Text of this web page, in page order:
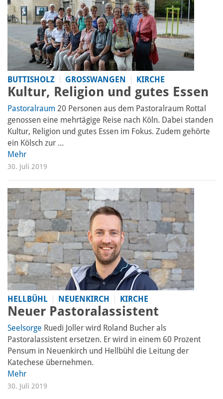
BUTTISHOLZ GROSSWANGEN KIRCHE
Kultur, Religion und gutes Essen
Pastoralraum 20 Personen aus dem Pastoral­raum Rottal
genossen eine mehrtägige Reise nach Köln. Dabei standen
Kultur, Religion und gutes Essen im Fokus. Zudem gehörte
ein Kölsch zur ...
Mehr
30. Juli 2019
HELLBÜHL NEUENKIRCH KIRCHE
Neuer Pastoralassistent
Seelsorge Ruedi Joller wird Roland Bucher als
Pastoralassistent ersetzen. Er wird in einem 60 Prozent
Pensum in Neuenkirch und Hellbühl die Leitung der
Katechese übernehmen.
Mehr
30. Juli 2019